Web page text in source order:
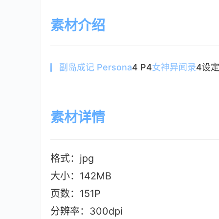
素材介绍
副岛成记 Persona4 P4女神异闻录4设
素材详情
格式：jpg
大小：142MB
页数：151P
分辨率：300dpi